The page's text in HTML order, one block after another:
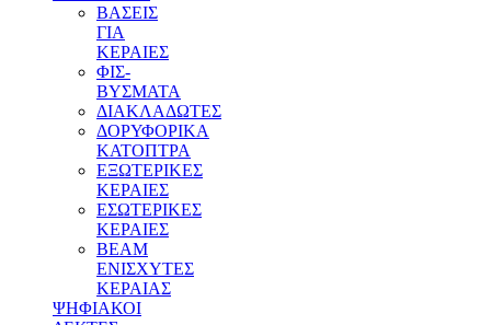
ΒΑΣΕΙΣ
ΓΙΑ
ΚΕΡΑΙΕΣ
ΦΙΣ-
ΒΥΣΜΑΤΑ
ΔΙΑΚΛΑΔΩΤΕΣ
ΔΟΡΥΦΟΡΙΚΑ
ΚΑΤΟΠΤΡΑ
ΕΞΩΤΕΡΙΚΕΣ
ΚΕΡΑΙΕΣ
ΕΣΩΤΕΡΙΚΕΣ
ΚΕΡΑΙΕΣ
BEAM
ΕΝΙΣΧΥΤΕΣ
ΚΕΡΑΙΑΣ
ΨΗΦΙΑΚΟΙ